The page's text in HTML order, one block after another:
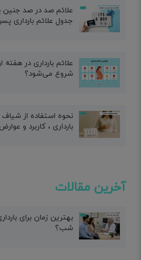
علائم صد در صد جنین
جدول علائم بارداری پسر
علائم بارداری در هفته
شروع می‌شود؟
نحوه استفاده از شیاف
بارداری ، کاربرد و
آخرین مقالات
بهترین زمان برای
شب؟